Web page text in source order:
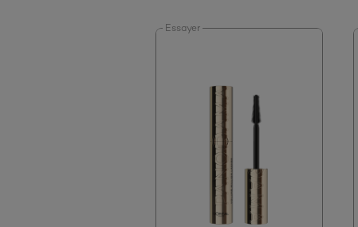
Essayer